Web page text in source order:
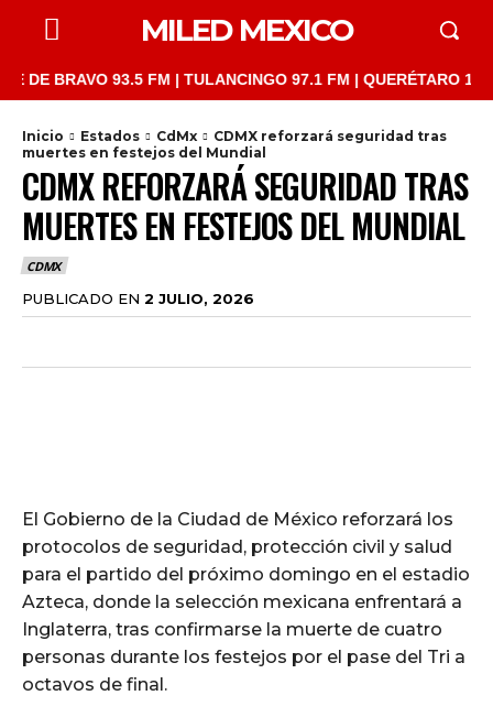
MILED MEXICO
93.5 FM | TULANCINGO 97.1 FM | QUERÉTARO 103.1
Inicio Estados CdMx
CDMX reforzará seguridad tras
muertes en festejos del Mundial
CDMX REFORZARÁ SEGURIDAD TRAS
MUERTES EN FESTEJOS DEL MUNDIAL
CDMX
PUBLICADO EN 2 JULIO, 2026
El Gobierno de la Ciudad de México reforzará los
protocolos de seguridad, protección civil y salud
para el partido del próximo domingo en el estadio
Azteca, donde la selección mexicana enfrentará a
Inglaterra, tras confirmarse la muerte de cuatro
personas durante los festejos por el pase del Tri a
octavos de final.